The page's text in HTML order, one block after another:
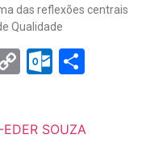
das reflexões centrais
Qualidade
Copy